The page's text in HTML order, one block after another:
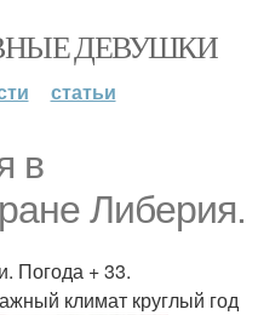
ДЕВУШКИ
статьи
в
Либерия.
Погода + 33.
климат круглый год